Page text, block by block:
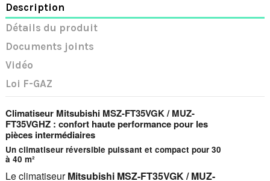
Description
Détails du produit
Documents joints
Vidéo
Loi F-GAZ
Climatiseur Mitsubishi MSZ-FT35VGK / MUZ-
FT35VGHZ : confort haute performance pour les
pièces intermédiaires
Un climatiseur réversible puissant et compact pour 30
à 40 m²
Le climatiseurMitsubishi MSZ-FT35VGK / MUZ-